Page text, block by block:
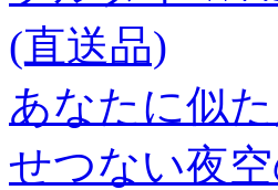
(直送品)
あなたに似
せつない夜